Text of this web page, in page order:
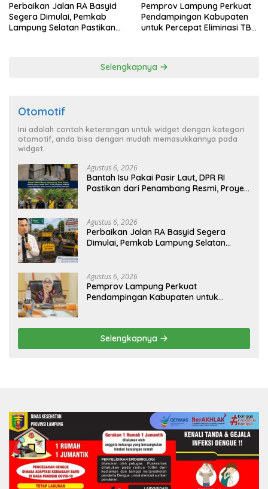
Perbaikan Jalan RA Basyid
Segera Dimulai, Pemkab
Lampung Selatan Pastikan
Pemprov Lampung Perkuat
Pendampingan Kabupaten
untuk Percepat Eliminasi TBC
Selengkapnya
Otomotif
Ini adalah contoh keterangan untuk widget dengan kategori
otomotif, anda bisa dengan mudah memasukkannya pada
widget.
Agustus 6, 2026
Bantah Isu Pakai Pasir Laut, DPR RI
Pastikan dari Penambang Resmi, Proyek
Agustus 6, 2026
Perbaikan Jalan RA Basyid Segera
Dimulai, Pemkab Lampung Selatan
Agustus 6, 2026
Pemprov Lampung Perkuat
Pendampingan Kabupaten untuk
Selengkapnya